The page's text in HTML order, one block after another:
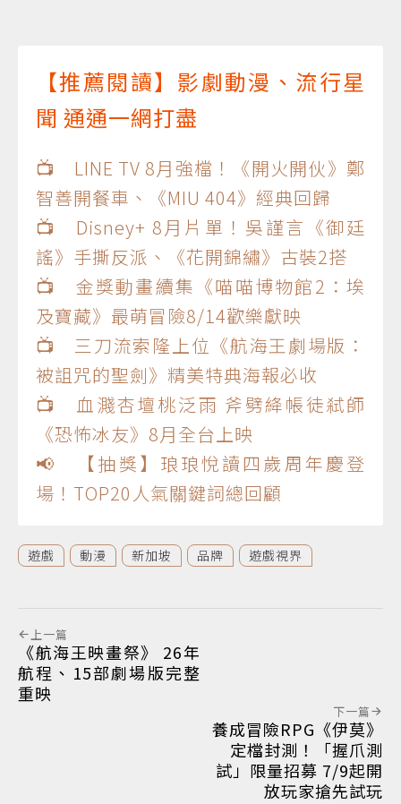
【推薦閱讀】影劇動漫、流行星
聞 通通一網打盡
📺 LINE TV 8月強檔！《開火開伙》鄭
智善開餐車、《MIU 404》經典回歸
📺 Disney+ 8月片單！吳謹言《御廷
謠》手撕反派、《花開錦繡》古裝2搭
📺 金獎動畫續集《喵喵博物館2：埃
及寶藏》最萌冒險8/14歡樂獻映
📺 三刀流索隆上位《航海王劇場版：
被詛咒的聖劍》精美特典海報必收
📺 血濺杏壇桃泛雨 斧劈絳帳徒弒師
《恐怖冰友》8月全台上映
📢 【抽獎】琅琅悅讀四歲周年慶登
場！TOP20人氣關鍵詞總回顧
遊戲 動漫 新加坡 品牌 遊戲視界
上一篇
《航海王映畫祭》 26年
航程、15部劇場版完整
重映
下一篇
養成冒險RPG《伊莫》
定檔封測！「握爪測
試」限量招募 7/9起開
放玩家搶先試玩